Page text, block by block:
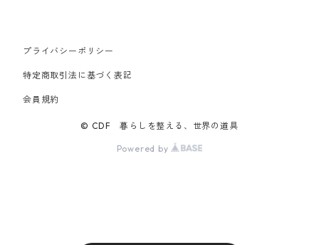
プライバシーポリシー
特定商取引法に基づく表記
会員規約
© CDF 暮らしを整える、世界の道具
Powered by